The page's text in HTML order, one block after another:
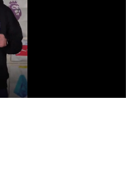
الدوري السعودي للمحترفين
دوري أبطال إفريقيا